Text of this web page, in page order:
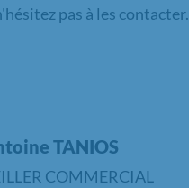
pas à les contacter.
TANIOS
COMMERCIAL